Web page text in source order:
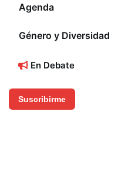
Agenda
Género y Diversidad
En Debate
Suscribirme